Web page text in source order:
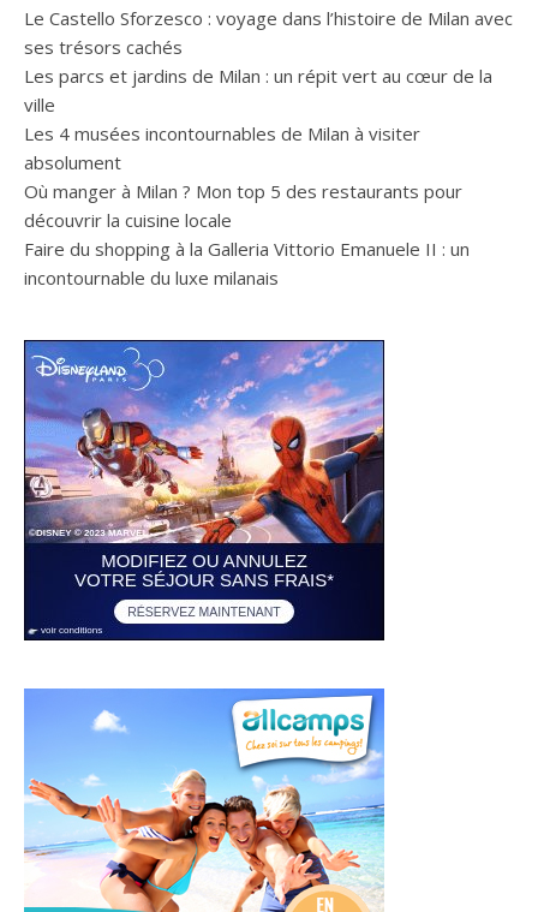
Le Castello Sforzesco : voyage dans l’histoire de Milan avec
ses trésors cachés
Les parcs et jardins de Milan : un répit vert au cœur de la
ville
Les 4 musées incontournables de Milan à visiter
absolument
Où manger à Milan ? Mon top 5 des restaurants pour
découvrir la cuisine locale
Faire du shopping à la Galleria Vittorio Emanuele II : un
incontournable du luxe milanais